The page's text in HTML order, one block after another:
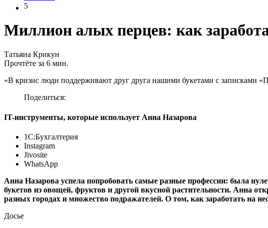
5
Миллион алых перцев: как
Татьяна Крикун
Прочтёте за 6 мин.
«В кризис люди поддерживают друг друга нашими букетами с записками
Поделиться:
IT-инструменты, которые использует Анна Назарова
1С:Бухгалтерия
Instagram
Jivosite
WhatsApp
Анна Назарова успела попробовать самые разные профессии: была
букетов из овощей, фруктов и другой вкусной растительности. Анна
разных городах и множество подражателей. О том, как заработать на
Досье